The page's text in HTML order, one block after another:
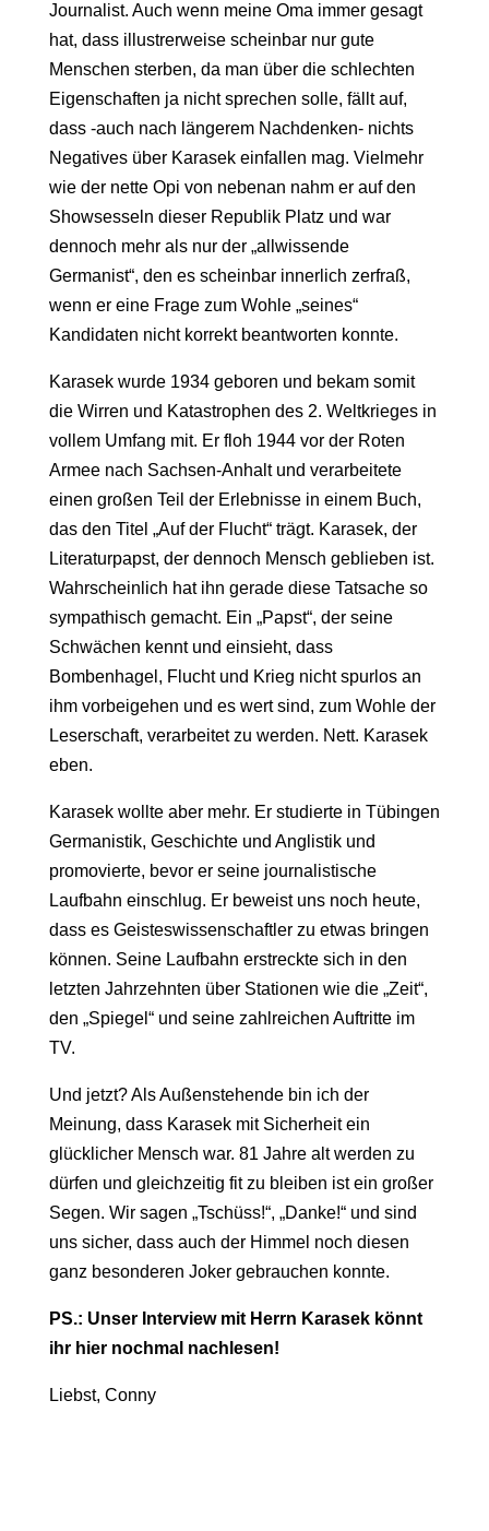
Journalist. Auch wenn meine Oma immer gesagt
hat, dass illustrerweise scheinbar nur gute
Menschen sterben, da man über die schlechten
Eigenschaften ja nicht sprechen solle, fällt auf,
dass -auch nach längerem Nachdenken- nichts
Negatives über Karasek einfallen mag. Vielmehr
wie der nette Opi von nebenan nahm er auf den
Showsesseln dieser Republik Platz und war
dennoch mehr als nur der „allwissende
Germanist“, den es scheinbar innerlich zerfraß,
wenn er eine Frage zum Wohle „seines“
Kandidaten nicht korrekt beantworten konnte.
Karasek wurde 1934 geboren und bekam somit
die Wirren und Katastrophen des 2. Weltkrieges in
vollem Umfang mit. Er floh 1944 vor der Roten
Armee nach Sachsen-Anhalt und verarbeitete
einen großen Teil der Erlebnisse in einem Buch,
das den Titel „Auf der Flucht“ trägt. Karasek, der
Literaturpapst, der dennoch Mensch geblieben ist.
Wahrscheinlich hat ihn gerade diese Tatsache so
sympathisch gemacht. Ein „Papst“, der seine
Schwächen kennt und einsieht, dass
Bombenhagel, Flucht und Krieg nicht spurlos an
ihm vorbeigehen und es wert sind, zum Wohle der
Leserschaft, verarbeitet zu werden. Nett. Karasek
eben.
Karasek wollte aber mehr. Er studierte in Tübingen
Germanistik, Geschichte und Anglistik und
promovierte, bevor er seine journalistische
Laufbahn einschlug. Er beweist uns noch heute,
dass es Geisteswissenschaftler zu etwas bringen
können. Seine Laufbahn erstreckte sich in den
letzten Jahrzehnten über Stationen wie die „Zeit“,
den „Spiegel“ und seine zahlreichen Auftritte im
TV.
Und jetzt? Als Außenstehende bin ich der
Meinung, dass Karasek mit Sicherheit ein
glücklicher Mensch war. 81 Jahre alt werden zu
dürfen und gleichzeitig fit zu bleiben ist ein großer
Segen. Wir sagen „Tschüss!“, „Danke!“ und sind
uns sicher, dass auch der Himmel noch diesen
ganz besonderen Joker gebrauchen konnte.
PS.: Unser Interview mit Herrn Karasek könnt
ihr hier nochmal nachlesen!
Liebst, Conny